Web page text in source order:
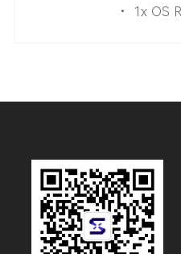
• 1x OS